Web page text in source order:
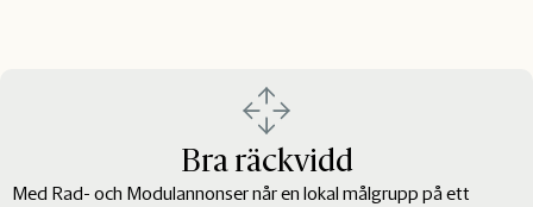
Bra räckvidd
Med Rad- och Modulannonser når en lokal målgrupp på ett